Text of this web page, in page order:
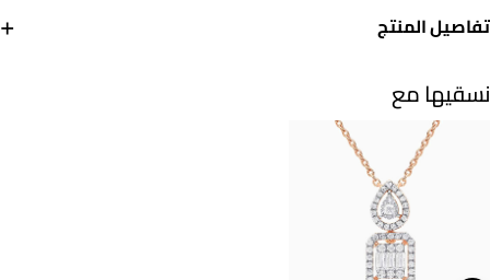
تفاصيل المنتج
+
ذهب أبيض 18 قيراط
أبعاد القرط
العلامة التجارية
نسقيها مع